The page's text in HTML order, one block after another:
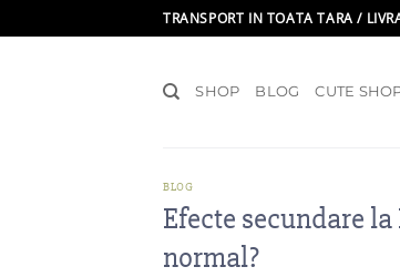
to
TRANSPORT IN TOATA TARA /
SHOP BLOG CUTE
BLOG
Efecte secundare
normal?